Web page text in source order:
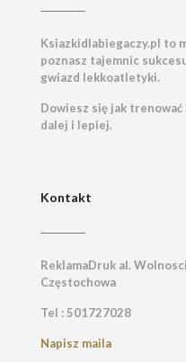
Ksiazkidlabiegaczy.pl to
poznasz tajemnic
gwiazd lekkoatletyki.
Dowiesz się jak trenować
dalej i lepiej.
Kontakt
ReklamaDruk al.
Częstochowa
Tel : 501727028
Napisz maila